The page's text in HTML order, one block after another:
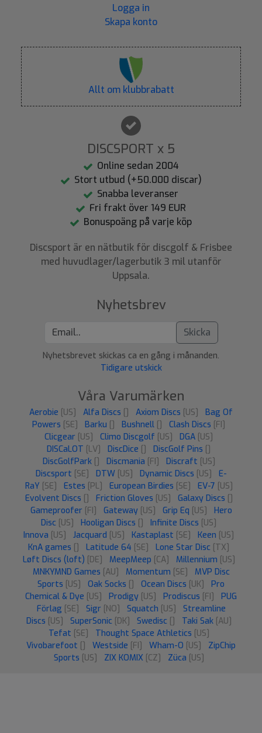
Logga in
Skapa konto
Allt om klubbrabatt
DISCSPORT x 5
Online sedan 2004
Stort utbud (+50.000 discar)
Snabba leveranser
Fri frakt över 149 EUR
Bonuspoäng på varje köp
Discsport är en nätbutik för discgolf & Frisbee
med huvudlager/lagerbutik 3 mil utanför
Uppsala.
Nyhetsbrev
Skicka
Nyhetsbrevet skickas ca en gång i månanden.
Tidigare utskick
Våra Varumärken
Aerobie [US] Alfa Discs Axiom Discs [US]
Bag Of
Powers [SE] Barku Bushnell Clash Discs [FI]
Clicgear [US] Climo Discgolf [US] DGA [US]
DISCaLOT [LV] DiscDice DiscGolf Pins
DiscGolfPark
Discmania [FI] Discraft [US]
Discsport [SE] DTW [US] Dynamic Discs [US]
E-
RaY [SE] Estes [PL] European Birdies [SE] EV-7 [US]
Evolvent Discs
Friction Gloves [US] Galaxy Discs
Gameproofer [FI] Gateway [US] Grip Eq [US]
Hero
Disc [US] Hooligan Discs Infinite Discs [US]
Innova [US] Jacquard [US] Kastaplast [SE] Keen [US]
KnA games
Latitude 64 [SE] Lone Star Disc [TX]
Løft Discs (loft) [DE] MeepMeep [CA] Millennium [US]
MNKYMND Games [AU] Momentum [SE]
MVP Disc
Sports [US] Oak Socks Ocean Discs [UK]
Pro
Chemical & Dye [US] Prodigy [US] Prodiscus [FI]
PUG
Förlag [SE] Sigr [NO] Squatch [US]
Streamline
Discs [US] SuperSonic [DK] Swedisc Taki Sak [AU]
Tefat [SE] Thought Space Athletics [US]
Vivobarefoot
Westside [FI] Wham-O [US]
ZipChip
Sports [US] ZIX KOMIX [CZ] Züca [US]